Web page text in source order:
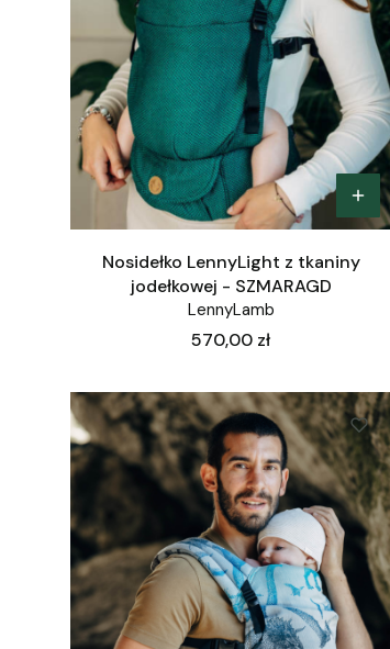
Nosidełko LennyLight z tkaniny
jodełkowej - SZMARAGD
LennyLamb
Cena
570,00 zł